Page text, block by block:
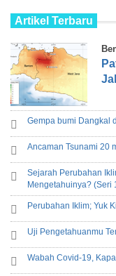
Artikel Terbaru
Gempa bumi Dangkal
Ancaman Tsunami 20
Sejarah Perubahan
Mengetahuinya? (Seri
Perubahan Iklim; Yuk
Uji Pengetahuanmu
Wabah Covid-19,